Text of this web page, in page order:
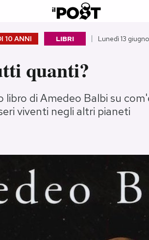
10 ANNI LIBRI Lunedì 13
quanti?
di Amedeo Balbi su
viventi negli altri pianeti